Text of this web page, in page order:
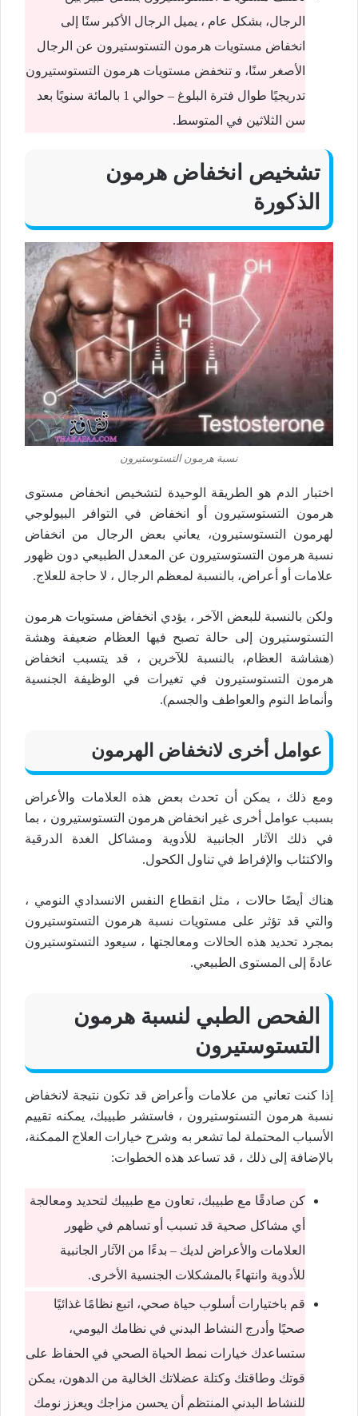
الرجال، بشكل عام ، يميل الرجال الأكبر سنًا إلى
انخفاض مستويات هرمون التستوستيرون عن الرجال
الأصغر سنًا، و تنخفض مستويات هرمون التستوستيرون
تدريجيًا طوال فترة البلوغ – حوالي 1 بالمائة سنويًا بعد
سن الثلاثين في المتوسط.
تشخيص انخفاض هرمون
الذكورة
نسبة هرمون التستوستيرون
اختبار الدم هو الطريقة الوحيدة لتشخيص انخفاض مستوى
هرمون التستوستيرون أو انخفاض في التوافر البيولوجي
لهرمون التستوستيرون، يعاني بعض الرجال من انخفاض
نسبة هرمون التستوستيرون عن المعدل الطبيعي دون ظهور
علامات أو أعراض، بالنسبة لمعظم الرجال ، لا حاجة للعلاج.
ولكن بالنسبة للبعض الآخر ، يؤدي انخفاض مستويات هرمون
التستوستيرون إلى حالة تصبح فيها العظام ضعيفة وهشة
(هشاشة العظام، بالنسبة للآخرين ، قد يتسبب انخفاض
هرمون التستوستيرون في تغيرات في الوظيفة الجنسية
وأنماط النوم والعواطف والجسم).
عوامل أخرى لانخفاض الهرمون
ومع ذلك ، يمكن أن تحدث بعض هذه العلامات والأعراض
بسبب عوامل أخرى غير انخفاض هرمون التستوستيرون ، بما
في ذلك الآثار الجانبية للأدوية ومشاكل الغدة الدرقية
والاكتئاب والإفراط في تناول الكحول.
هناك أيضًا حالات ، مثل انقطاع النفس الانسدادي النومي ،
والتي قد تؤثر على مستويات نسبة هرمون التستوستيرون
بمجرد تحديد هذه الحالات ومعالجتها ، سيعود التستوستيرون
عادةً إلى المستوى الطبيعي.
الفحص الطبي لنسبة هرمون
التستوستيرون
إذا كنت تعاني من علامات وأعراض قد تكون نتيجة لانخفاض
نسبة هرمون التستوستيرون ، فاستشر طبيبك، يمكنه تقييم
الأسباب المحتملة لما تشعر به وشرح خيارات العلاج الممكنة،
بالإضافة إلى ذلك ، قد تساعد هذه الخطوات:
كن صادقًا مع طبيبك، تعاون مع طبيبك لتحديد ومعالجة
أي مشاكل صحية قد تسبب أو تساهم في ظهور
العلامات والأعراض لديك – بدءًا من الآثار الجانبية
للأدوية وانتهاءً بالمشكلات الجنسية الأخرى.
قم باختيارات أسلوب حياة صحي، اتبع نظامًا غذائيًا
صحيًا وأدرج النشاط البدني في نظامك اليومي،
ستساعدك خيارات نمط الحياة الصحي في الحفاظ على
قوتك وطاقتك وكتلة عضلاتك الخالية من الدهون، يمكن
للنشاط البدني المنتظم أن يحسن مزاجك ويعزز نومك